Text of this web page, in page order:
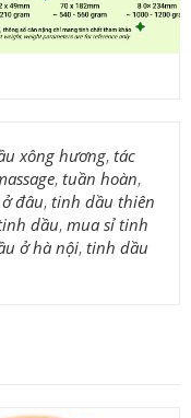
xông hương, tác
, tuần hoàn,
đâu, tinh dầu thiên
dầu, mua sỉ tinh
ở hà nội, tinh dầu